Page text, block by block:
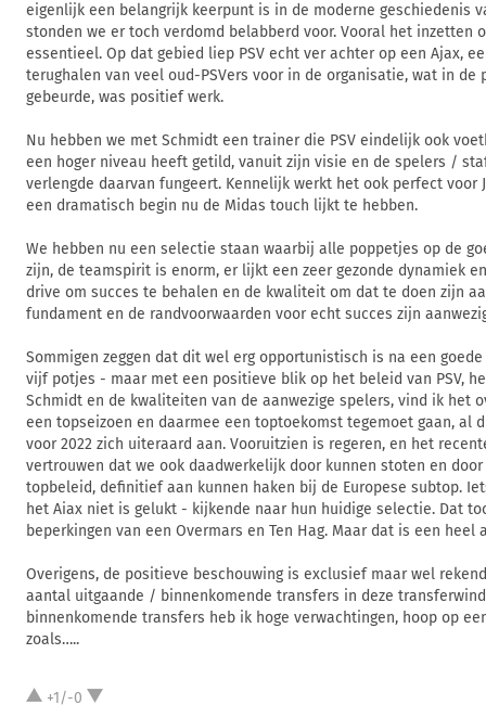
eigenlijk een belangrijk keerpunt is in de moderne geschiedenis
stonden we er toch verdomd belabberd voor. Vooral het inzetten
essentieel. Op dat gebied liep PSV echt ver achter op een Ajax,
terughalen van veel oud-PSVers voor in de organisatie, wat in de
gebeurde, was positief werk.
Nu hebben we met Schmidt een trainer die PSV eindelijk ook
een hoger niveau heeft getild, vanuit zijn visie en de spelers /
verlengde daarvan fungeert. Kennelijk werkt het ook perfect voor
een dramatisch begin nu de Midas touch lijkt te hebben.
We hebben nu een selectie staan waarbij alle poppetjes op de
zijn, de teamspirit is enorm, er lijkt een zeer gezonde dynamiek
drive om succes te behalen en de kwaliteit om dat te doen zijn
fundament en de randvoorwaarden voor echt succes zijn
Sommigen zeggen dat dit wel erg opportunistisch is na een
vijf potjes - maar met een positieve blik op het beleid van PSV,
Schmidt en de kwaliteiten van de aanwezige spelers, vind ik het
een topseizoen en daarmee een toptoekomst tegemoet gaan, al
voor 2022 zich uiteraard aan. Vooruitzien is regeren, en het
vertrouwen dat we ook daadwerkelijk door kunnen stoten en
topbeleid, definitief aan kunnen haken bij de Europese subtop.
het Aiax niet is gelukt - kijkende naar hun huidige selectie. Dat
beperkingen van een Overmars en Ten Hag. Maar dat is een heel
Overigens, de positieve beschouwing is exclusief maar wel
aantal uitgaande / binnenkomende transfers in deze
binnenkomende transfers heb ik hoge verwachtingen, hoop op
zoals…..
+1/-0